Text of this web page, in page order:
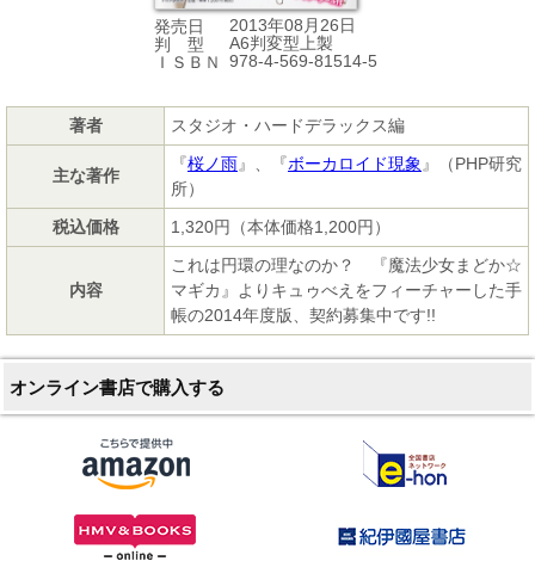
発売日
2013年08月26日
判 型
A6判変型上製
ＩＳＢＮ
978-4-569-81514-5
著者 スタジオ・ハードデラックス編
主な著作
『桜ノ雨』、『ボーカロイド現象』（PHP研究
所）
税込価格
1,320円（本体価格1,200円）
内容
これは円環の理なのか？ 『魔法少女まどか☆
マギカ』よりキュゥべえをフィーチャーした手
帳の2014年度版、契約募集中です!!
オンライン書店で購入する